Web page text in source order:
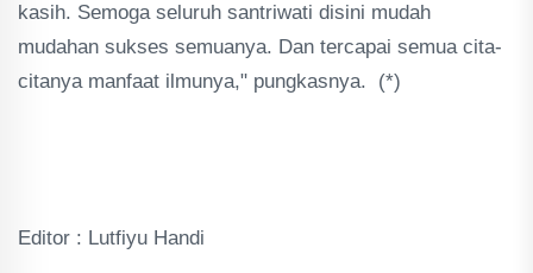
kasih. Semoga seluruh santriwati disini mudah
mudahan sukses semuanya. Dan tercapai semua cita-
citanya manfaat ilmunya," pungkasnya. (*)
Editor : Lutfiyu Handi